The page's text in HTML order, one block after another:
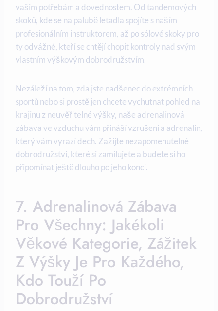
vašim potřebám a dovednostem. Od tandemových
skoků, kde se na palubě letadla spojíte s naším
profesionálním instruktorem, až po sólové skoky pro
ty odvážné, kteří se chtějí chopit kontroly nad svým
vlastním výškovým dobrodružstvím.
Nezáleží na tom, zda jste nadšenec do extrémních
sportů nebo si prostě jen chcete vychutnat pohled na
krajinu z neuvěřitelné výšky, naše adrenalinová
zábava ve vzduchu vám přináší vzrušení a adrenalin,
který vám vyrazí dech. Zažijte nezapomenutelné
dobrodružství, které si zamilujete a budete si ho
připomínat ještě dlouho po jeho konci.
7. Adrenalinová Zábava
Pro Všechny: Jakékoli
Věkové Kategorie, Zážitek
Z Výšky Je Pro Každého,
Kdo Touží Po
Dobrodružství